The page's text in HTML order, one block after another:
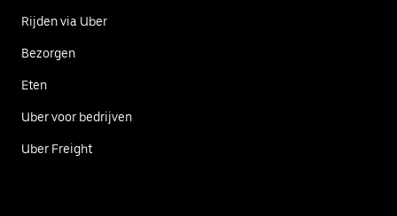
Rijden via Uber
Bezorgen
Eten
Uber voor bedrijven
Uber Freight